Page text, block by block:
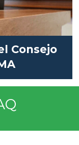
Consejo